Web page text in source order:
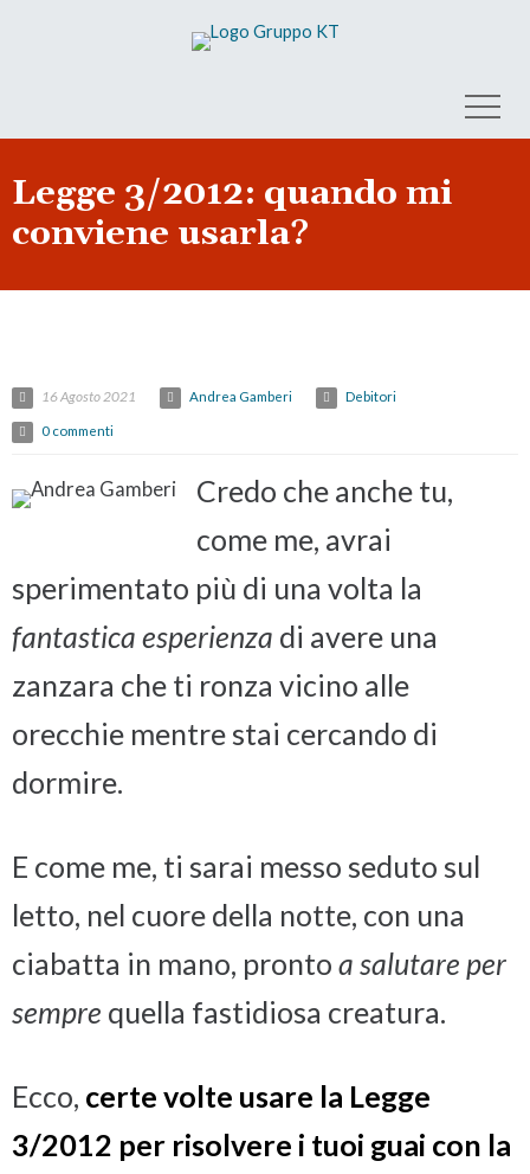
Legge 3/2012: quando mi
conviene usarla?
16 Agosto 2021 Andrea Gamberi Debitori
0 commenti
Credo che anche tu,
come me, avrai
sperimentato più di una volta la
fantastica esperienza di avere una
zanzara che ti ronza vicino alle
orecchie mentre stai cercando di
dormire.
E come me, ti sarai messo seduto sul
letto, nel cuore della notte, con una
ciabatta in mano, pronto a salutare per
sempre quella fastidiosa creatura.
Ecco, certe volte usare la Legge
3/2012 per risolvere i tuoi guai con la